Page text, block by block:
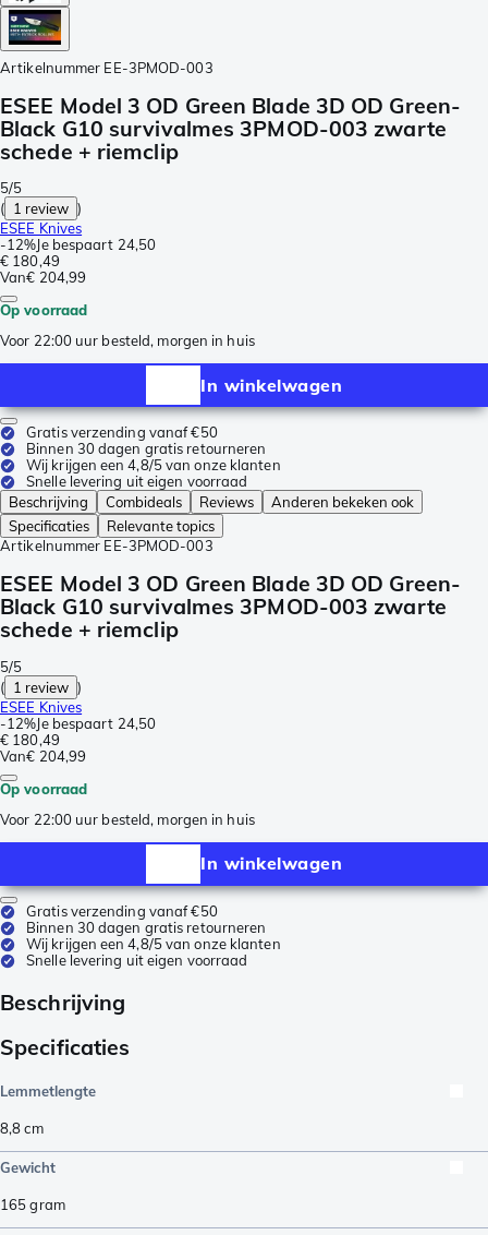
Artikelnummer EE-3PMOD-003
ESEE Model 3 OD Green Blade 3D OD Green-
Black G10 survivalmes 3PMOD-003 zwarte
schede + riemclip
5/5
( 1 review )
ESEE Knives
-12%Je bespaart 24,50
€ 180,49
Van€ 204,99
Op voorraad
Voor 22:00 uur besteld, morgen in huis
In winkelwagen
Gratis verzending vanaf €50
Binnen 30 dagen gratis retourneren
Wij krijgen een 4,8/5 van onze klanten
Snelle levering uit eigen voorraad
Beschrijving
Combideals Reviews
Anderen bekeken ook
Specificaties
Relevante topics
Artikelnummer EE-3PMOD-003
ESEE Model 3 OD Green Blade 3D OD Green-
Black G10 survivalmes 3PMOD-003 zwarte
schede + riemclip
5/5
( 1 review )
ESEE Knives
-12%Je bespaart 24,50
€ 180,49
Van€ 204,99
Op voorraad
Voor 22:00 uur besteld, morgen in huis
In winkelwagen
Gratis verzending vanaf €50
Binnen 30 dagen gratis retourneren
Wij krijgen een 4,8/5 van onze klanten
Snelle levering uit eigen voorraad
Beschrijving
Specificaties
Lemmetlengte
8,8cm
Gewicht
165gram